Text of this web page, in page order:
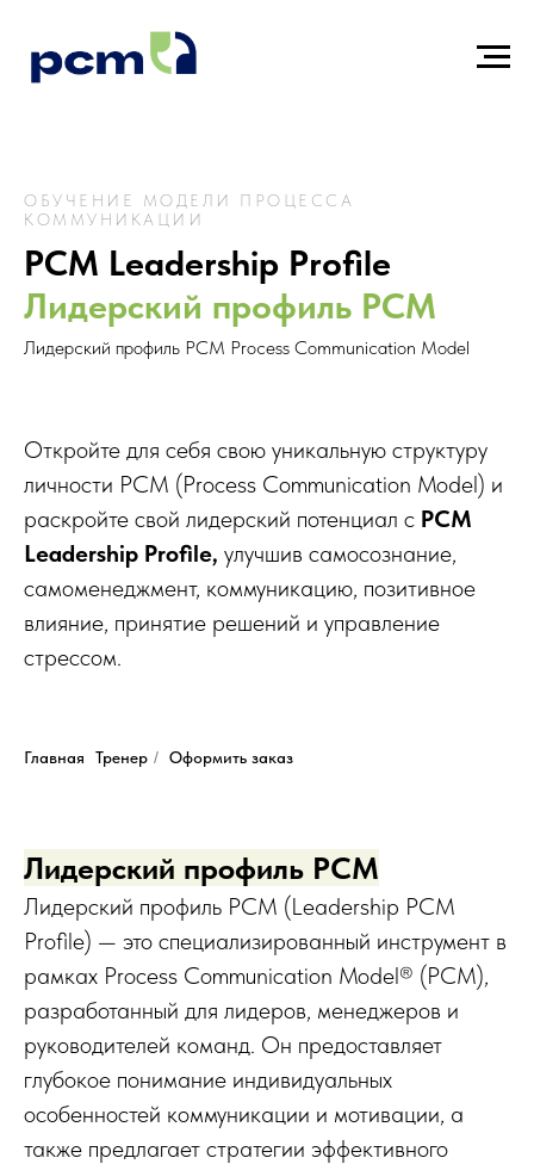
ОБУЧЕНИЕ МОДЕЛИ ПРОЦЕССА
КОММУНИКАЦИИ
PCM Leadership Profile
Лидерский профиль PCM
Лидерский профиль PCM Process Communication Model
Откройте для себя свою уникальную структуру
личности PCM (Process Communication Model) и
раскройте свой лидерский потенциал с PCM
Leadership Profile, улучшив самосознание,
самоменеджмент, коммуникацию, позитивное
влияние, принятие решений и управление
стрессом.
Главная Тренер / Оформить заказ
Лидерский профиль PCM
Лидерский профиль PCM (Leadership PCM
Profile) — это специализированный инструмент в
рамках Process Communication Model® (PCM),
разработанный для лидеров, менеджеров и
руководителей команд. Он предоставляет
глубокое понимание индивидуальных
особенностей коммуникации и мотивации, а
также предлагает стратегии эффективного